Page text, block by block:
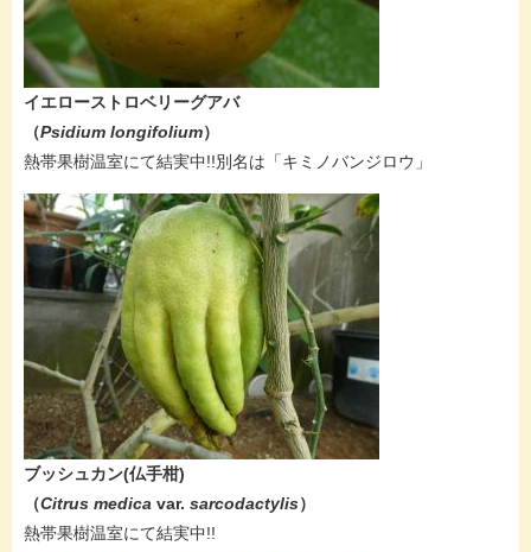
イエローストロベリーグアバ
（Psidium longifolium）
熱帯果樹温室にて結実中!!別名は「キミノバンジロウ」
ブッシュカン(仏手柑)
（Citrus medica var. sarcodactylis）
熱帯果樹温室にて結実中!!